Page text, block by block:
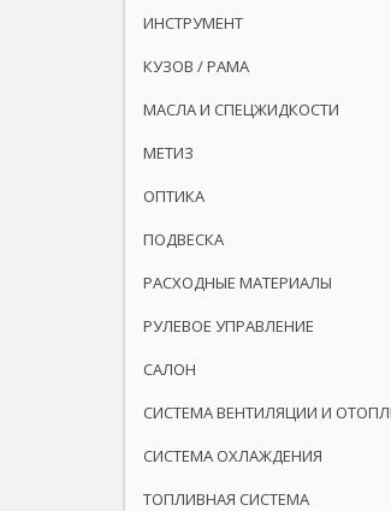
ИНСТРУМЕНТ
КУЗОВ / РАМА
МАСЛА И СПЕЦЖИДКОСТИ
МЕТИЗ
ОПТИКА
ПОДВЕСКА
РАСХОДНЫЕ МАТЕРИАЛЫ
РУЛЕВОЕ УПРАВЛЕНИЕ
САЛОН
СИСТЕМА ВЕНТИЛЯЦИИ И
СИСТЕМА ОХЛАЖДЕНИЯ
ТОПЛИВНАЯ СИСТЕМА